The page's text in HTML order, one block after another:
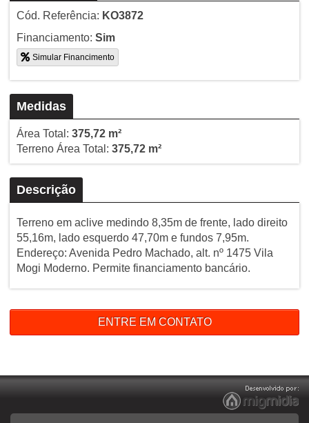
Cód. Referência: KO3872
Financiamento: Sim
Simular Financimento
Medidas
Área Total: 375,72 m²
Terreno Área Total: 375,72 m²
Descrição
Terreno em aclive medindo 8,35m de frente, lado direito
55,16m, lado esquerdo 47,70m e fundos 7,95m.
Endereço: Avenida Pedro Machado, alt. nº 1475 Vila
Mogi Moderno. Permite financiamento bancário.
ENTRE EM CONTATO